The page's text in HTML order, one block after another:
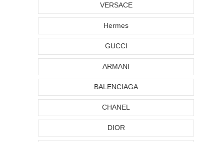
VERSACE
Hermes
GUCCI
ARMANI
BALENCIAGA
CHANEL
DIOR